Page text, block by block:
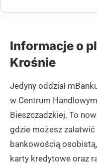
Informacje o
Krośnie
Jedyny oddział
w Centrum
Bieszczadzkiej. To
gdzie możesz
bankowością
karty kredytowe oraz